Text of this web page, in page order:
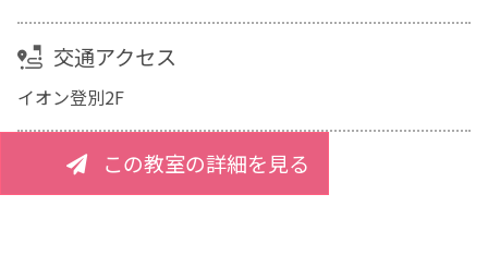
交通アクセス
イオン登別2F
この教室の詳細を見る